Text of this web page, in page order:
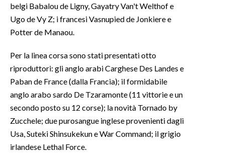
belgi Babalou de Ligny, Gayatry Van't Welthof e
Ugo de Vy Z; i francesi Vasnupied de Jonkiere e
Potter de Manaou.
Per la linea corsa sono stati presentati otto
riproduttori: gli anglo arabi Carghese Des Landes e
Paban de France (dalla Francia); il formidabile
anglo arabo sardo De Tzaramonte (11 vittorie e un
secondo posto su 12 corse); la novità Tornado by
Zucchele; due purosangue inglese provenienti dagli
Usa, Suteki Shinsukekun e War Command; il grigio
irlandese Lethal Force.